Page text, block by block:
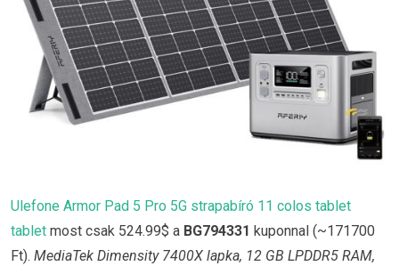
Ulefone Armor Pad 5 Pro 5G strapabíró 11 colos tablet
tablet most csak 524.99$ a BG794331 kuponnal (~171700
Ft). MediaTek Dimensity 7400X lapka, 12 GB LPDDR5 RAM,